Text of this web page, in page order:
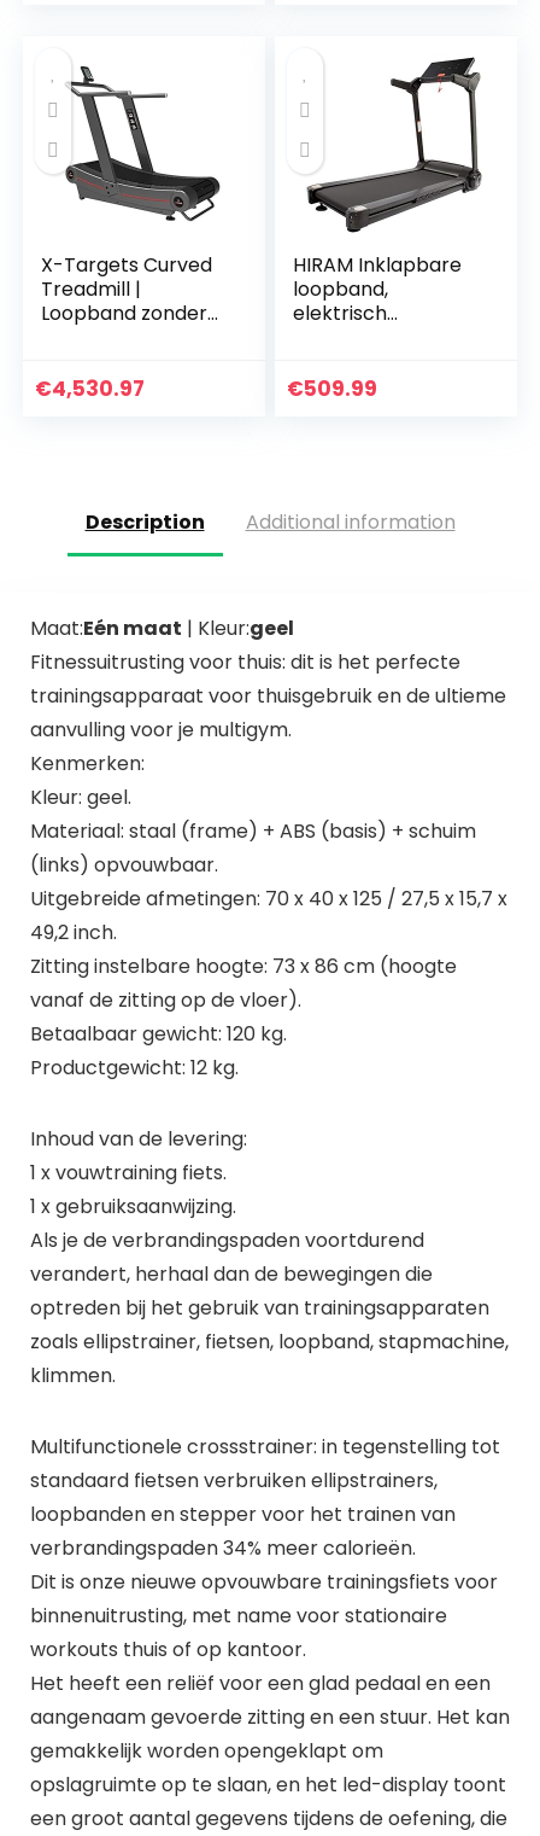
X-Targets Curved
Treadmill |
Loopband zonder
€4,530.97
HIRAM Inklapbare
loopband,
elektrisch
speedrunner met
€509.99
Description Additional information
Maat:Eén maat | Kleur:geel
Fitnessuitrusting voor thuis: dit is het perfecte
trainingsapparaat voor thuisgebruik en de ultieme
aanvulling voor je multigym.
Kenmerken:
Kleur: geel.
Materiaal: staal (frame) + ABS (basis) + schuim
(links) opvouwbaar.
Uitgebreide afmetingen: 70 x 40 x 125 / 27,5 x 15,7 x
49,2 inch.
Zitting instelbare hoogte: 73 x 86 cm (hoogte
vanaf de zitting op de vloer).
Betaalbaar gewicht: 120 kg.
Productgewicht: 12 kg.
Inhoud van de levering:
1 x vouwtraining fiets.
1 x gebruiksaanwijzing.
Als je de verbrandingspaden voortdurend
verandert, herhaal dan de bewegingen die
optreden bij het gebruik van trainingsapparaten
zoals ellipstrainer, fietsen, loopband, stapmachine,
klimmen.
Multifunctionele crossstrainer: in tegenstelling tot
standaard fietsen verbruiken ellipstrainers,
loopbanden en stepper voor het trainen van
verbrandingspaden 34% meer calorieën.
Dit is onze nieuwe opvouwbare trainingsfiets voor
binnenuitrusting, met name voor stationaire
workouts thuis of op kantoor.
Het heeft een reliëf voor een glad pedaal en een
aangenaam gevoerde zitting en een stuur. Het kan
gemakkelijk worden opengeklapt om
opslagruimte op te slaan, en het led-display toont
een groot aantal gegevens tijdens de oefening, die